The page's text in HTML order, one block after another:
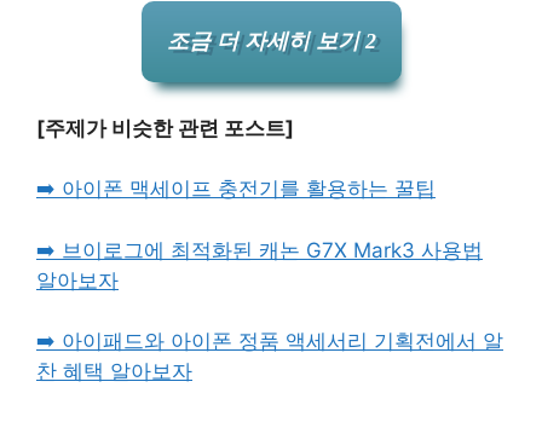
조금 더 자세히 보기 2
[주제가 비슷한 관련 포스트]
➡️ 아이폰 맥세이프 충전기를 활용하는 꿀팁
➡️ 브이로그에 최적화된 캐논 G7X Mark3 사용법
알아보자
➡️ 아이패드와 아이폰 정품 액세서리 기획전에서 알
찬 혜택 알아보자